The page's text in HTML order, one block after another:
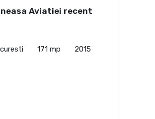
Aviatiei recent
171 mp 2015